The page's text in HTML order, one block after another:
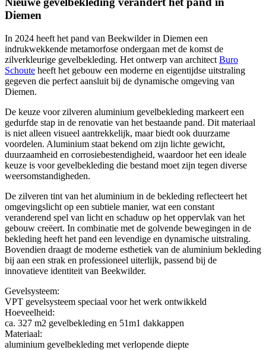
Diemen
In 2024 heeft het pand van Beekwilder in Diemen een
indrukwekkende metamorfose ondergaan met de komst de
zilverkleurige gevelbekleding. Het ontwerp van architect Buro
Schoute heeft het gebouw een moderne en eigentijdse uitstraling
gegeven die perfect aansluit bij de dynamische omgeving van
Diemen.
De keuze voor zilveren aluminium gevelbekleding markeert een
gedurfde stap in de renovatie van het bestaande pand. Dit materiaal
is niet alleen visueel aantrekkelijk, maar biedt ook duurzame
voordelen. Aluminium staat bekend om zijn lichte gewicht,
duurzaamheid en corrosiebestendigheid, waardoor het een ideale
keuze is voor gevelbekleding die bestand moet zijn tegen diverse
weersomstandigheden.
De zilveren tint van het aluminium in de bekleding reflecteert het
omgevingslicht op een subtiele manier, wat een constant
veranderend spel van licht en schaduw op het oppervlak van het
gebouw creëert. In combinatie met de golvende bewegingen in de
bekleding heeft het pand een levendige en dynamische uitstraling.
Bovendien draagt de moderne esthetiek van de aluminium bekleding
bij aan een strak en professioneel uiterlijk, passend bij de
innovatieve identiteit van Beekwilder.
Gevelsysteem:
VPT gevelsysteem speciaal voor het werk ontwikkeld
Hoeveelheid:
ca. 327 m2 gevelbekleding en 51m1 dakkappen
Materiaal:
aluminium gevelbekleding met verlopende diepte